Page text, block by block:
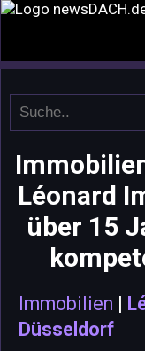
Léonard
über 15
Immobilien |
Düsseldorf